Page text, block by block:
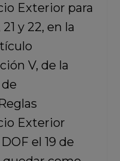
Exterior para
y 22, en la
V, de la
Exterior
el 19 de